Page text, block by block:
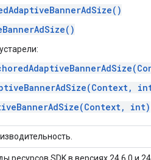
устарели:
int)